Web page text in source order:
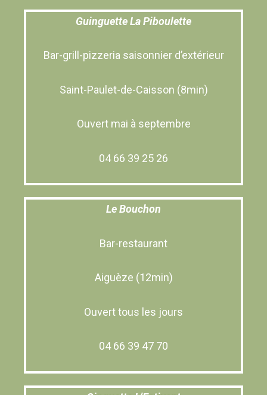
Guinguette La Piboulette
Bar-grill-pizzeria saisonnier d’extérieur
Saint-Paulet-de-Caisson (8min)
Ouvert mai à septembre
04 66 39 25 26
Le Bouchon
Bar-restaurant
Aiguèze (12min)
Ouvert tous les jours
04 66 39 47 70